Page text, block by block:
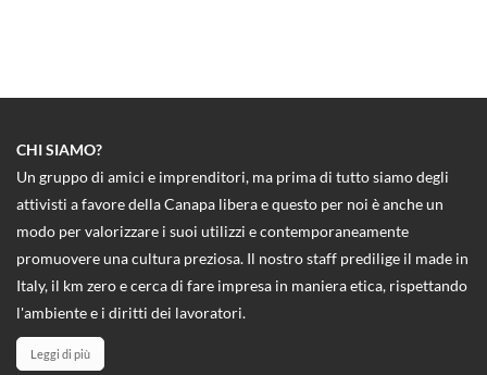
CHI SIAMO?
Un gruppo di amici e imprenditori, ma prima di tutto siamo degli
attivisti a favore della Canapa libera e questo per noi è anche un
modo per valorizzare i suoi utilizzi e contemporaneamente
promuovere una cultura preziosa. Il nostro staff predilige il made in
Italy, il km zero e cerca di fare impresa in maniera etica, rispettando
l'ambiente e i diritti dei lavoratori.
Leggi di più